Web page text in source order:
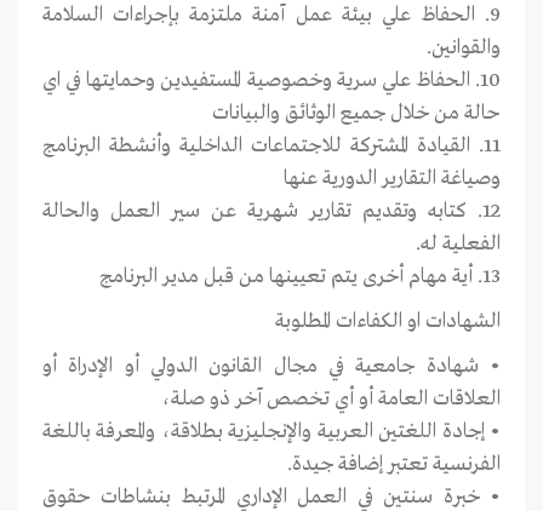
9. الحفاظ علي بيئة عمل آمنة ملتزمة بإجراءات السلامة
والقوانين.
10. الحفاظ علي سرية وخصوصية المستفيدين وحمايتها في اي
حالة من خلال جميع الوثائق والبيانات
11. القيادة المشتركة للاجتماعات الداخلية وأنشطة البرنامج
وصياغة التقارير الدورية عنها
12. كتابه وتقديم تقارير شهرية عن سير العمل والحالة
الفعلية له.
13. أية مهام أخرى يتم تعيينها من قبل مدير البرنامج
الشهادات او الكفاءات المطلوبة
• شهادة جامعية في مجال القانون الدولي أو الإدراة أو
العلاقات العامة أو أي تخصص آخر ذو صلة،
• إجادة اللغتين العربية والإنجليزية بطلاقة، والمعرفة باللغة
الفرنسية تعتبر إضافة جيدة.
• خبرة سنتين في العمل الإداري المرتبط بنشاطات حقوق